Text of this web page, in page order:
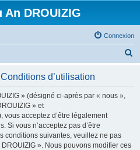
DROUIZIG
Connexion
d’utilisation
» (désigné ci-après par « nous »,
» et
vous acceptez d’être légalement
Si vous n’acceptez pas d’être
conditions suivantes, veuillez ne pas
». Nous pouvons modifier ces